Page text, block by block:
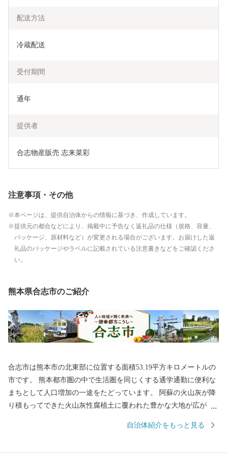
配送方法
冷蔵配送
受付期間
通年
提供者
合志物産販売 志来菜彩
注意事項・その他
本ページは、提供自治体からの情報に基づき、作成しています。
提供元の都合などにより、掲載中に予告なく返礼品の仕様（規格、容量、
パッケージ、原材料など）が変更される場合がございます。お届けした返
礼品のパッケージやラベルに記載されている注意書きなどをご確認くださ
い。
熊本県合志市のご紹介
合志市は熊本市の北東部に位置する面積53.19平方キロメートルの
市です。 熊本都市圏の中で生活圏を同じくする通学通勤に便利な
まちとして人口増加の一途をたどっています。 阿蘇の火山灰が降
り積もってできた火山灰性腐植土に覆われた豊かな大地が広が
がたくさんあります。 将来都市像を「人と地域が輝く未来へ ～
自治体紹介をもっと見る